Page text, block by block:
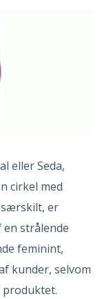
eller Seda,
cirkel med
særskilt, er
strålende
feminint,
kunder, selvom